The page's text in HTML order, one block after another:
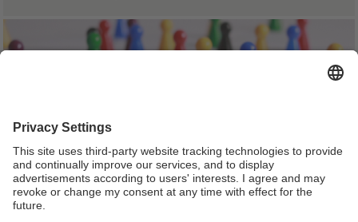
Welcome Point
Universität und Stadt Bayreuth eröffnen gemeinsamen